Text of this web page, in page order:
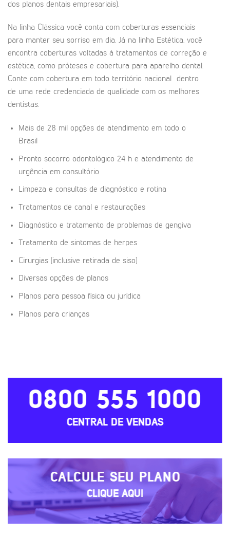
dos planos dentais empresariais).
Na linha Clássica você conta com coberturas essenciais
para manter seu sorriso em dia. Já na linha Estética, você
encontra coberturas voltadas à tratamentos de correção e
estética, como próteses e cobertura para aparelho dental.
Conte com cobertura em todo território nacional dentro
de uma rede credenciada de qualidade com os melhores
dentistas.
Mais de 28 mil opções de atendimento em todo o
Brasil
Pronto socorro odontológico 24 h e atendimento de
urgência em consultório
Limpeza e consultas de diagnóstico e rotina
Tratamentos de canal e restaurações
Diagnóstico e tratamento de problemas de gengiva
Tratamento de sintomas de herpes
Cirurgias (inclusive retirada de siso)
Diversas opções de planos
Planos para pessoa física ou jurídica
Planos para crianças
0800 555 1000
CENTRAL DE VENDAS
CALCULE SEU PLANO
CLIQUE AQUI